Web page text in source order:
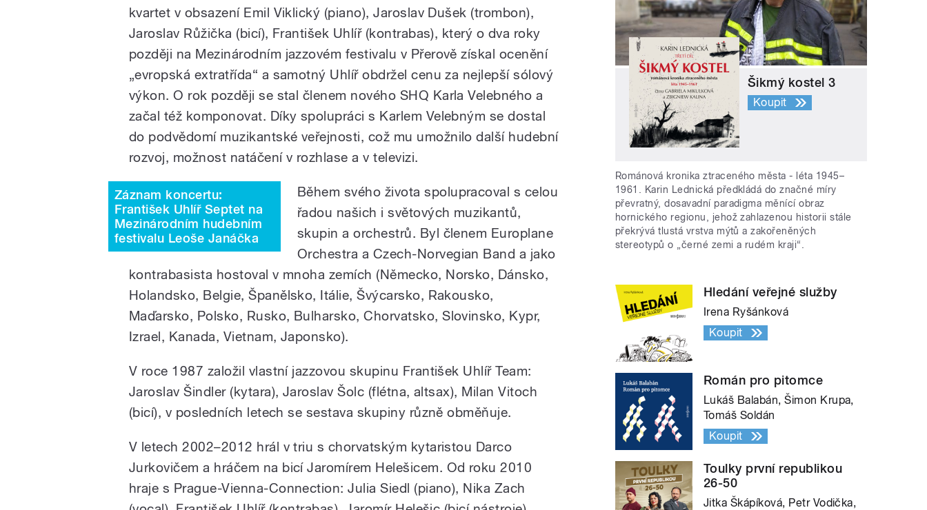
kvartet v obsazení Emil Viklický (piano), Jaroslav Dušek (trombon),
Jaroslav Růžička (bicí), František Uhlíř (kontrabas), který o dva roky
později na Mezinárodním jazzovém festivalu v Přerově získal ocenění
„evropská extratřída“ a samotný Uhlíř obdržel cenu za nejlepší sólový
výkon. O rok později se stal členem nového SHQ Karla Velebného a
začal též komponovat. Díky spolupráci s Karlem Velebným se dostal
do podvědomí muzikantské veřejnosti, což mu umožnilo další hudební
rozvoj, možnost natáčení v rozhlase a v televizi.
Záznam koncertu:
František Uhlíř Septet na
Mezinárodním hudebním
festivalu Leoše Janáčka
Během svého života spolupracoval s celou
řadou našich i světových muzikantů,
skupin a orchestrů. Byl členem Europlane
Orchestra a Czech-Norvegian Band a jako
kontrabasista hostoval v mnoha zemích (Německo, Norsko, Dánsko,
Holandsko, Belgie, Španělsko, Itálie, Švýcarsko, Rakousko,
Maďarsko, Polsko, Rusko, Bulharsko, Chorvatsko, Slovinsko, Kypr,
Izrael, Kanada, Vietnam, Japonsko).
V roce 1987 založil vlastní jazzovou skupinu František Uhlíř Team:
Jaroslav Šindler (kytara), Jaroslav Šolc (flétna, altsax), Milan Vitoch
(bicí), v posledních letech se sestava skupiny různě obměňuje.
V letech 2002–2012 hrál v triu s chorvatským kytaristou Darco
Jurkovičem a hráčem na bicí Jaromírem Helešicem. Od roku 2010
hraje s Prague-Vienna-Connection: Julia Siedl (piano), Nika Zach
Šikmý kostel 3
Koupit
Románová kronika ztraceného města - léta 1945–
1961. Karin Lednická předkládá do značné míry
převratný, dosavadní paradigma měnící obraz
hornického regionu, jehož zahlazenou historii stále
překrývá tlustá vrstva mýtů a zakořeněných
stereotypů o „černé zemi a rudém kraji“.
Hledání veřejné služby
Irena Ryšánková
Koupit
Román pro pitomce
Lukáš Balabán, Šimon Krupa,
Tomáš Soldán
Koupit
Toulky první republikou
26-50
Jitka Škápíková, Petr Vodička,